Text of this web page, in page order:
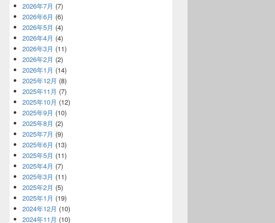
2026年7月 (7)
2026年6月 (6)
2026年5月 (4)
2026年4月 (4)
2026年3月 (11)
2026年2月 (2)
2026年1月 (14)
2025年12月 (8)
2025年11月 (7)
2025年10月 (12)
2025年9月 (10)
2025年8月 (2)
2025年7月 (9)
2025年6月 (13)
2025年5月 (11)
2025年4月 (7)
2025年3月 (11)
2025年2月 (5)
2025年1月 (19)
2024年12月 (10)
2024年11月 (10)